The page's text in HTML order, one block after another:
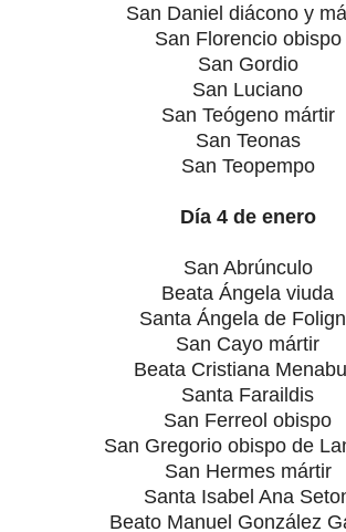
San Daniel diácono y
San Florencio obispo
San Gordio
San Luciano
San Teógeno mártir
San Teonas
San Teopempo
Día 4 de enero
San Abrúnculo
Beata Ángela viuda
Santa Ángela de
San Cayo mártir
Beata Cristiana
Santa Faraildis
San Ferreol obispo
San Gregorio obispo de
San Hermes mártir
Santa Isabel Ana
Beato Manuel González